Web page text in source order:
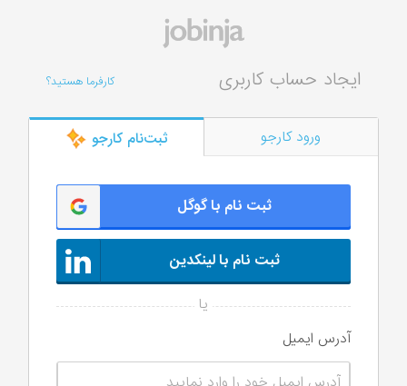
کارفرما هستید؟ ایجاد حساب کاربری
ورود کارجو ثبت‌‌نام کارجو
ثبت نام با گوگل
ثبت نام با لینکدین
آدرس ایمیل